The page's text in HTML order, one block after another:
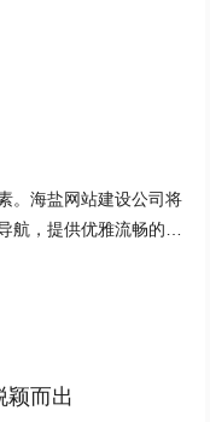
。海盐网站建设公司将
航，提供优雅流畅的界
颖而出